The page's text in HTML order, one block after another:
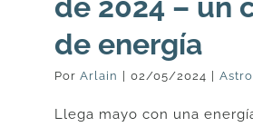
de energía
Por Arlain 02/05/2024
Llega mayo con una